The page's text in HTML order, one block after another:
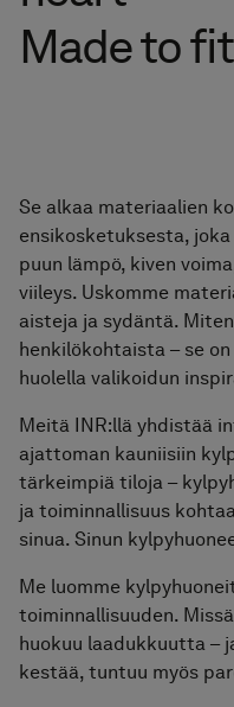
Made to
Se alkaa materiaalien
ensikosketuksesta,
puun lämpö, kiven
viileys. Uskomme
aisteja ja sydäntä.
henkilökohtaista – se
huolella valikoidun
Meitä INR:llä yhdistää
ajattoman kauniisiin
tärkeimpiä tiloja –
ja toiminnallisuus
sinua. Sinun
Me luomme
toiminnallisuuden.
huokuu laadukkuutta –
kestää, tuntuu myös